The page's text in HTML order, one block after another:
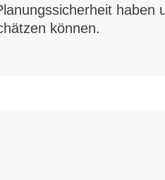
haben
können.